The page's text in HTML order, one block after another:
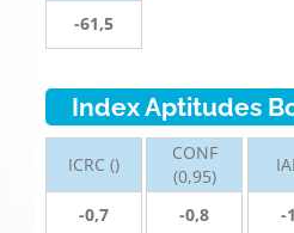
-61,5
Index Aptitudes
ICRC ()
-0,7
CONF
(0,95)
-0,8
-